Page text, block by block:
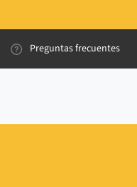
Preguntas frecuentes